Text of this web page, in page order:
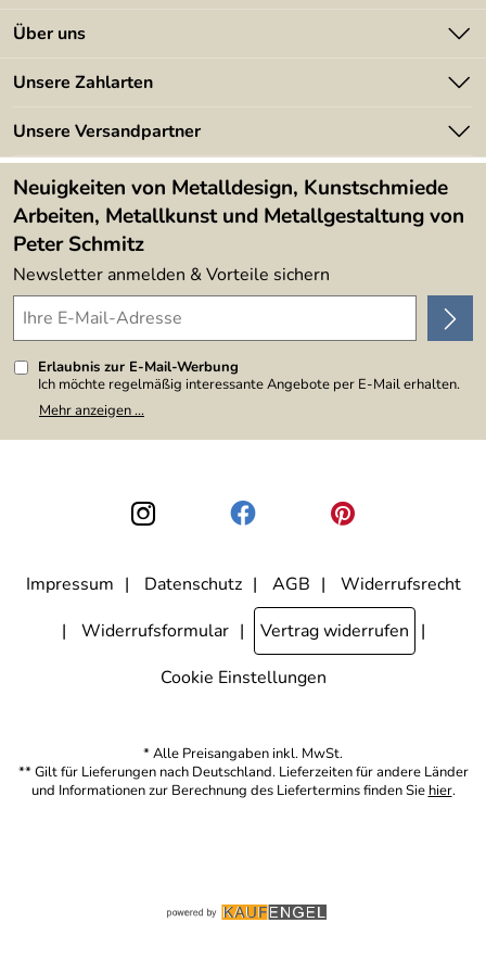
Kontakt
Kundeninformationen
Newsletter
Lieferbedingungen
Über uns
Angebote
Kundenbewertungen (394)
4,9/5
Unsere Zahlarten
Unsere Versandpartner
Neuigkeiten von Metalldesign, Kunstschmiede
Arbeiten, Metallkunst und Metallgestaltung von
Peter Schmitz
Newsletter anmelden & Vorteile sichern
Erlaubnis zur E-Mail-Werbung
Ich möchte regelmäßig interessante Angebote per E-Mail erhalten.
Meine E-Mail-Adresse wird nicht an andere Unternehmen
weitergegeben. Zu statistischen Zwecken wird in anonymer Form
den Link "Abmelden" am Ende des Newsletters anklicke. Die
Datenschutzerklärung
habe ich zur Kenntnis genommen.
Mehr anzeigen ...
Impressum Datenschutz AGB
Widerrufsrecht
Widerrufsformular
Vertrag widerrufen
Cookie Einstellungen
* Alle Preisangaben inkl. MwSt.
** Gilt für Lieferungen nach Deutschland. Lieferzeiten für andere Länder
und Informationen zur Berechnung des Liefertermins finden Sie hier.